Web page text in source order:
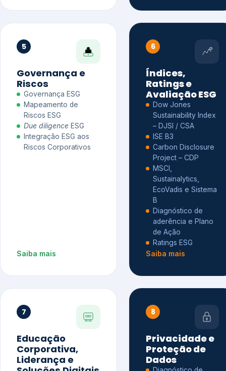
5
Governança e
Riscos
Governança ESG
Mapeamento de
Riscos ESG
Due diligence ESG
Integração ESG aos
Riscos Corporativos
Saiba mais
6
Índices,
Ratings e
Avaliação ESG
Dow Jones
Sustainability Index
– DJSI / CSA
ISE B3
Carbon Disclosure
Project – CDP
MSCI,
Sustainalytics,
EcoVadis e Sistema
B
Diagnóstico de
aderência e Plano
de Ação
Ratings ESG
Saiba mais
7
Educação
Corporativa,
Liderança e
8
Privacidade e
Proteção de
Dados